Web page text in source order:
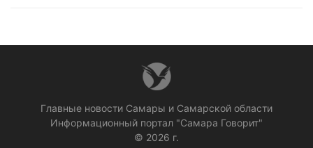
Главные новости Самары и Самарской области
Информационный портал "Самара Говорит"
© 2026 г.